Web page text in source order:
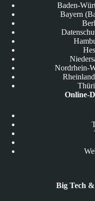
Baden-
Bayern
Nordrhein-
Online-
Big Tech